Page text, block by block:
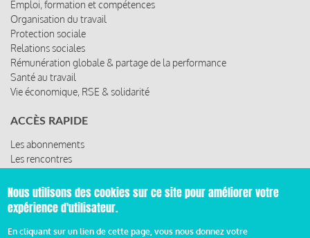
Emploi, formation et compétences
Organisation du travail
Protection sociale
Relations sociales
Rémunération globale & partage de la performance
Santé au travail
Vie économique, RSE & solidarité
ACCÈS RAPIDE
Les abonnements
Les rencontres
© 2019 Miroir Social - Réalisé parCafffeine
Nous utilisons des cookies sur ce site pour améliorer votre
expérience d'utilisateur.
En cliquant sur un lien de cette page, vous nous donnez votre